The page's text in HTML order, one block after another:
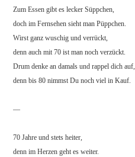
Zum Essen gibt es lecker Süppchen,
doch im Fernsehen sieht man Püppchen.
Wirst ganz wuschig und verrückt,
denn auch mit 70 ist man noch verzückt.
Drum denke an damals und rappel dich auf,
denn bis 80 nimmst Du noch viel in Kauf.
—
70 Jahre und stets heiter,
denn im Herzen geht es weiter.